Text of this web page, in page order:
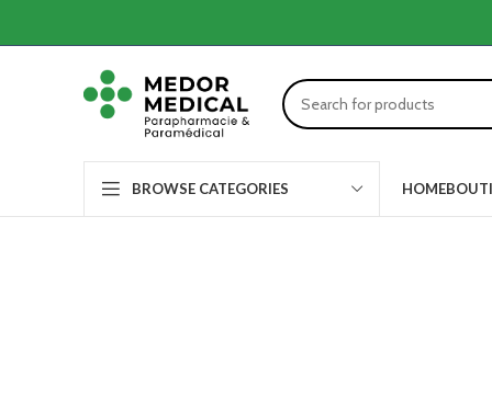
BROWSE CATEGORIES HOME